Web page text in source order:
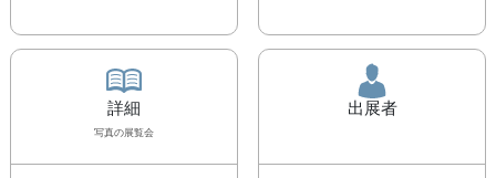
詳細
写真の展覧会
出展者